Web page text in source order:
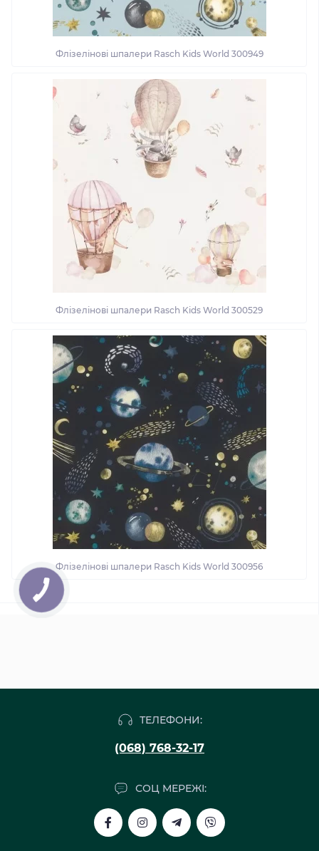
Флізелінові шпалери Rasch Kids World 300949
Флізелінові шпалери Rasch Kids World 300529
Флізелінові шпалери Rasch Kids World 300956
ТЕЛЕФОНИ:
(068) 768-32-17
СОЦ МЕРЕЖІ: